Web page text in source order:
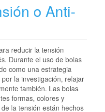
o Anti-
reducir la tensión
Durante el uso de bolas
como una estrategia
la investigación, relajar
también. Las bolas
formas, colores y
la tensión están hechos